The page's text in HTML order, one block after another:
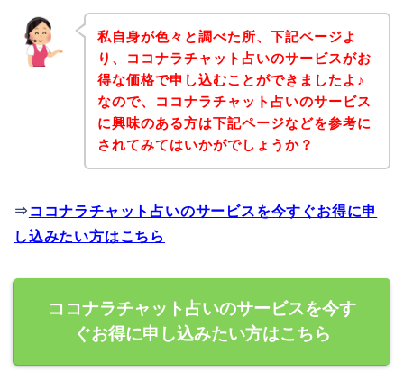
私自身が色々と調べた所、下記ページよ
り、ココナラチャット占いのサービスがお
得な価格で申し込むことができましたよ♪
なので、ココナラチャット占いのサービス
に興味のある方は下記ページなどを参考に
されてみてはいかがでしょうか？
⇒ ココナラチャット占いのサービスを今すぐお得に申
し込みたい方はこちら
ココナラチャット占いのサービスを今す
ぐお得に申し込みたい方はこちら